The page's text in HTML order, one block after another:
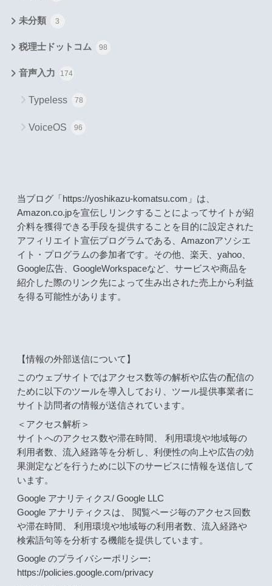
未分類 3
税理士ドットコム 98
音声入力 174
Typeless 78
VoiceOS 96
当ブログ「https://yoshikazu-komatsu.com」は、
Amazon.co.jpを宣伝しリンクすることによってサイトが紹
介料を獲得できる手段を提供することを目的に設定された
アフィリエイト宣伝プログラムである、Amazonアソシエ
イト・プログラムの参加者です。その他、楽天、yahoo、
Google広告、GoogleWorkspaceなど、サービスや商品を
紹介した際のリンク先によって生み出された売上から利益
を得る可能性があります。
【情報の外部送信について】
このウェブサイトではアクセス数等の解析や広告の配信の
ために以下のツールを導入しており、ツール提供事業者に
サイト訪問者の情報が送信されています。
＜アクセス解析＞
サイトへのアクセス数や滞在時間、 利用環境や地域毎の
利用者数、流入経路等を分析し、利便性の向上や広告の効
果測定などを行うために以下のサービスに情報を送信して
います。
Google アナリティクス/ Google LLC
Google アナリティクスは、 閲覧ページ毎のアクセス回数
や滞在時間、 利用環境や地域毎の利用者数、流入経路や
検索語句等を分析する機能を提供しています。
Google のプライバシーポリシー:
https://policies.google.com/privacy